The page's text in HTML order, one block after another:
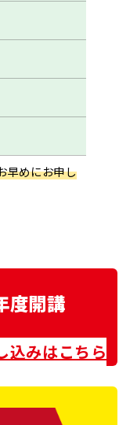
早めにお申し
度開講
込みはこちら